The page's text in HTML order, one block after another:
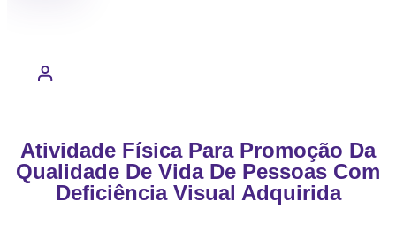
Atividade Física Para Promoção Da
Qualidade De Vida De Pessoas Com
Deficiência Visual Adquirida